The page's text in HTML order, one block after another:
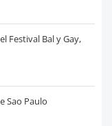
Festival Bal y Gay,
Sao Paulo